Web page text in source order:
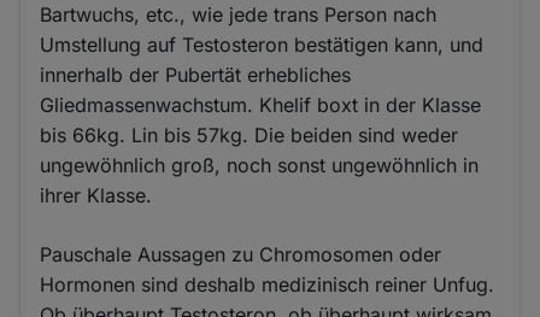
Bartwuchs, etc., wie jede trans Person nach
Umstellung auf Testosteron bestätigen kann, und
innerhalb der Pubertät erhebliches
Gliedmassenwachstum. Khelif boxt in der Klasse
bis 66kg. Lin bis 57kg. Die beiden sind weder
ungewöhnlich groß, noch sonst ungewöhnlich in
ihrer Klasse.
Pauschale Aussagen zu Chromosomen oder
Hormonen sind deshalb medizinisch reiner Unfug.